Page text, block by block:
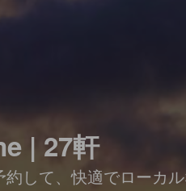
| 27軒
して、快適でローカル